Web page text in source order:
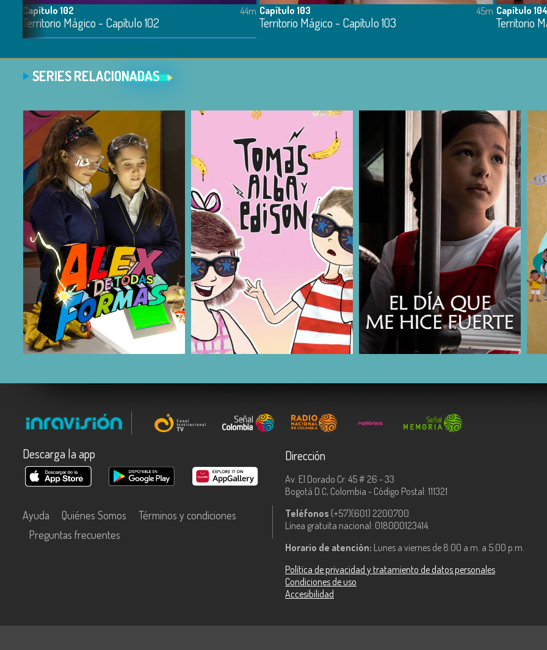
Capítulo 102
Territorio Mágico - Capítulo 102
44m Capítulo 103
Territorio Mágico - Capítulo 103
45m Capítulo 104
Territorio
SERIES RELACIONADAS
COMPARTIR COMPARTIR COMPARTIR
Descarga la app
Ayuda Quiénes Somos
Términos y condiciones
Preguntas frecuentes
Dirección
Av. El Dorado Cr. 45 # 26 - 33
Bogotá D.C, Colombia - Código Postal: 111321
Teléfonos (+57)(601) 2200700.
Línea gratuita nacional: 018000123414.
Horario de atención: Lunes a viernes de 8:00 a.m. a 5:00 p.m.
Política de privacidad y tratamiento de datos personales
Condiciones de uso
Accesibilidad